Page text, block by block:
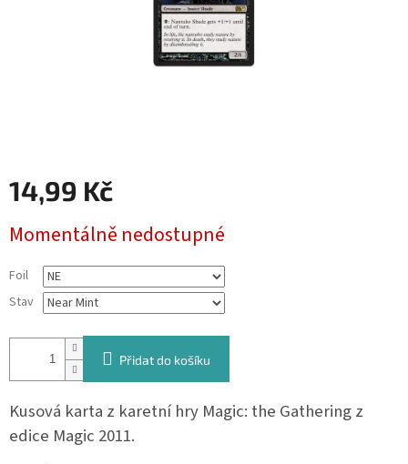
14,99 Kč
cena:
Momentálně nedostupné
Foil
Stav
Přidat do košíku
Kusová karta z karetní hry Magic: the Gathering z
edice Magic 2011.